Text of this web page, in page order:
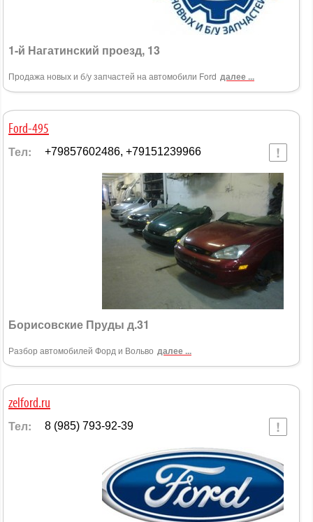
1-й Нагатинский проезд, 13
Продажа новых и б/у запчастей на автомобили Ford далее ...
Ford-495
Тел: +79857602486, +79151239966
Борисовские Пруды д.31
Разбор автомобилей Форд и Вольво далее ...
zelford.ru
Тел: 8 (985) 793-92-39